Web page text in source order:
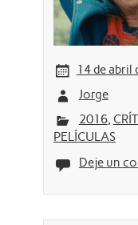
14 de abril
Jorge
2016,
PELÍCULAS
Deje un